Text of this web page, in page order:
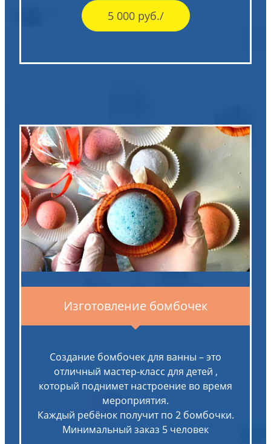
5 000 руб./
Изготовление бомбочек
Создание бомбочек для ванны – это
отличный мастер-класс для детей ,
который поднимет настроение во время
мероприятия.
Каждый ребёнок получит по 2 бомбочки.
Минимальный заказ 5 человек